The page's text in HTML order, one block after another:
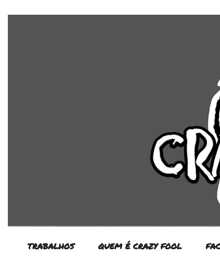
TRABALHOS QUEM É CRAZY FOOL